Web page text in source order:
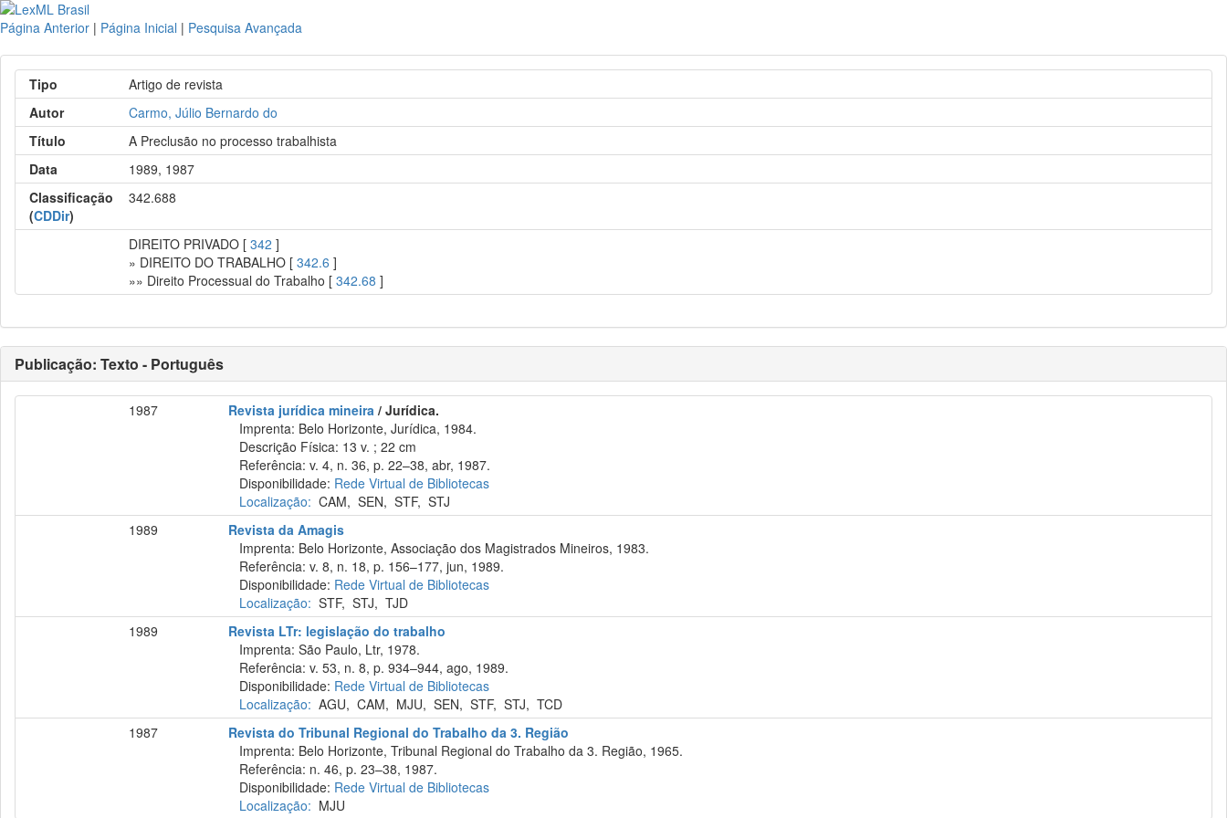
Página Anterior | Página Inicial | Pesquisa Avançada
Tipo
Artigo de revista
Autor
Carmo, Júlio Bernardo do
Título
A Preclusão no processo trabalhista
Data
1989, 1987
Classificação
(CDDir)
342.688
DIREITO PRIVADO [342 ]
» DIREITO DO TRABALHO [342.6 ]
»» Direito Processual do Trabalho [342.68 ]
Publicação: Texto - Português
1987 Revista jurídica mineira / Jurídica.
Imprenta: Belo Horizonte, Jurídica, 1984.
Descrição Física: 13 v. ; 22 cm
Referência: v. 4, n. 36, p. 22–38, abr, 1987.
Disponibilidade: Rede Virtual de Bibliotecas
Localização: CAM,SEN,STF,STJ
1989
Revista da Amagis
Imprenta: Belo Horizonte, Associação dos Magistrados Mineiros, 1983.
Referência: v. 8, n. 18, p. 156–177, jun, 1989.
Disponibilidade: Rede Virtual de Bibliotecas
Localização: STF,STJ,TJD
1989
Revista LTr: legislação do trabalho
Imprenta: São Paulo, Ltr, 1978.
Referência: v. 53, n. 8, p. 934–944, ago, 1989.
Disponibilidade: Rede Virtual de Bibliotecas
Localização: AGU,CAM, MJU,SEN,STF,STJ,TCD
1987
Revista do Tribunal Regional do Trabalho da 3. Região
Imprenta: Belo Horizonte, Tribunal Regional do Trabalho da 3. Região, 1965.
Referência: n. 46, p. 23–38, 1987.
Disponibilidade: Rede Virtual de Bibliotecas
Localização: MJU